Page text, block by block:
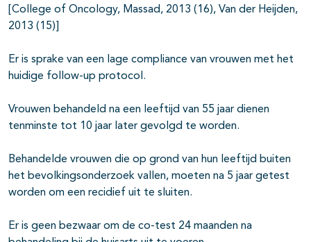
[College of Oncology, Massad, 2013 (16), Van der Heijden,
2013 (15)]
Er is sprake van een lage compliance van vrouwen met het
huidige follow-up protocol.
Vrouwen behandeld na een leeftijd van 55 jaar dienen
tenminste tot 10 jaar later gevolgd te worden.
Behandelde vrouwen die op grond van hun leeftijd buiten
het bevolkingsonderzoek vallen, moeten na 5 jaar getest
worden om een recidief uit te sluiten.
Er is geen bezwaar om de co-test 24 maanden na